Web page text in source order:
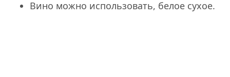
Вино можно использовать, белое сухое.